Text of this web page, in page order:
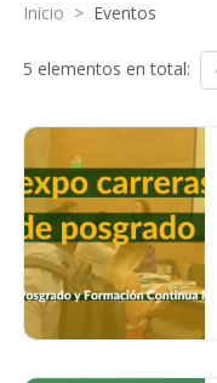
Inicio > Eventos
5 elementos en total: